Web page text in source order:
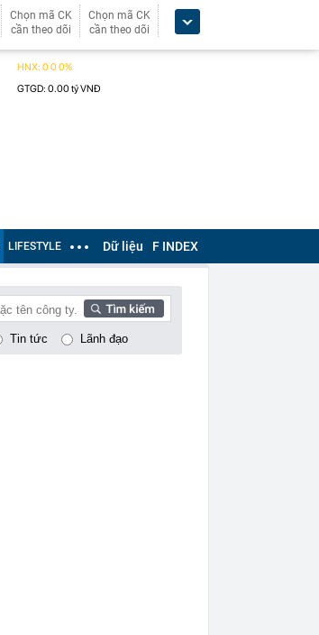
Chọn mã CK
cần theo dõi
Chọn mã CK
cần theo dõi
LIFESTYLE Dữ liệu F INDEX
Tin tức Lãnh đạo